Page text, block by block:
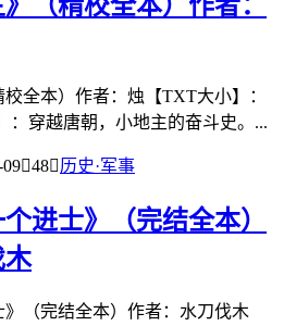
校全本）作者：烛【TXT大小】：
：穿越唐朝，小地主的奋斗史。...
0948历史·军事
个进士》（完结全本）
木
》（完结全本）作者：水刀伐木